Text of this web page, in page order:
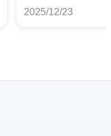
2025/12/23